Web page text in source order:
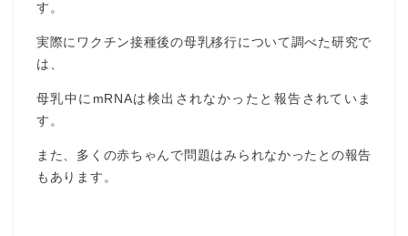
す。
実際にワクチン接種後の母乳移行について調べた研究で
は、
母乳中にmRNAは検出されなかったと報告されていま
す。
また、多くの赤ちゃんで問題はみられなかったとの報告
もあります。